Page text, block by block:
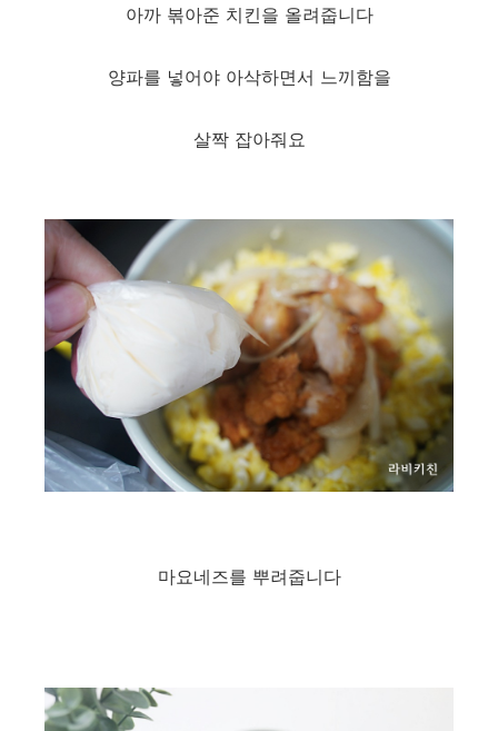
아까 볶아준 치킨을 올려줍니다
양파를 넣어야 아삭하면서 느끼함을
살짝 잡아줘요
마요네즈를 뿌려줍니다